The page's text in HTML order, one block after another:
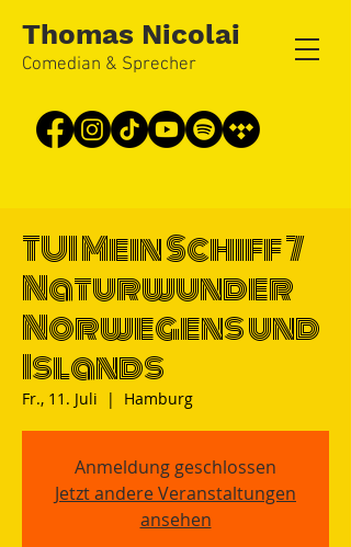
Thomas Nicolai
Comedian & Sprecher
TUI Mein Schiff 7
Naturwunder
Norwegens und
Islands
Fr., 11. Juli
  |
Hamburg
Anmeldung geschlossen
Jetzt andere Veranstaltungen
ansehen